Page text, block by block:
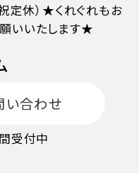
定休）★くれぐれもお
いいたします★
い合わせ
受付中